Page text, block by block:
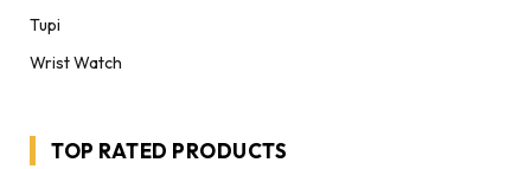
Tupi
Wrist Watch
TOP RATED PRODUCTS